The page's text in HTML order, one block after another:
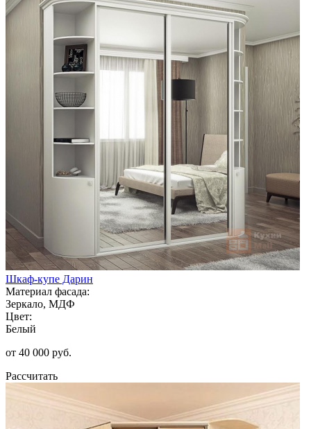
Шкаф-купе Дарин
Материал фасада:
Зеркало, МДФ
Цвет:
Белый
от 40 000 руб.
Рассчитать